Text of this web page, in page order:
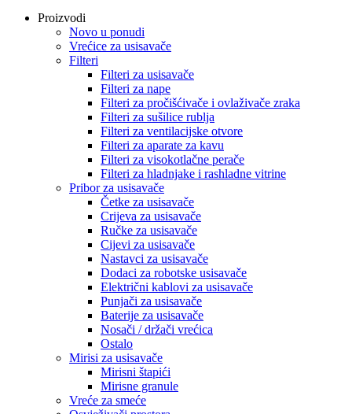
Proizvodi
Novo u ponudi
Vrećice za usisavače
Filteri
Filteri za usisavače
Filteri za nape
Filteri za pročišćivače i ovlaživače zraka
Filteri za sušilice rublja
Filteri za ventilacijske otvore
Filteri za aparate za kavu
Filteri za visokotlačne perače
Filteri za hladnjake i rashladne vitrine
Pribor za usisavače
Četke za usisavače
Crijeva za usisavače
Ručke za usisavače
Cijevi za usisavače
Nastavci za usisavače
Dodaci za robotske usisavače
Električni kablovi za usisavače
Punjači za usisavače
Baterije za usisavače
Nosači / držači vrećica
Ostalo
Mirisi za usisavače
Mirisni štapići
Mirisne granule
Vreće za smeće